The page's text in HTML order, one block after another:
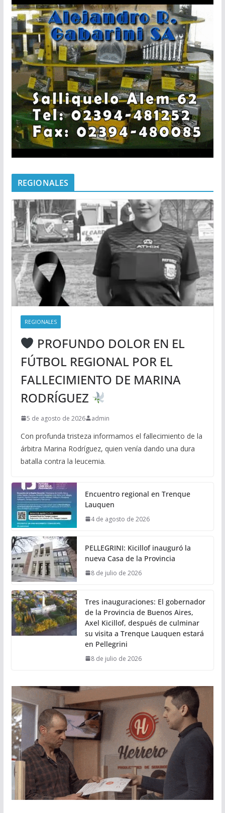
REGIONALES
REGIONALES
PROFUNDO DOLOR EN EL
FÚTBOL REGIONAL POR EL
FALLECIMIENTO DE MARINA
RODRÍGUEZ
5 de agosto de 2026 admin
Con profunda tristeza informamos el fallecimiento de la
árbitra Marina Rodríguez, quien venía dando una dura
batalla contra la leucemia.
Encuentro regional en Trenque
Lauquen
4 de agosto de 2026
PELLEGRINI: Kicillof inauguró la
nueva Casa de la Provincia
8 de julio de 2026
Tres inauguraciones: El gobernador
de la Provincia de Buenos Aires,
Axel Kicillof, después de culminar
su visita a Trenque Lauquen estará
en Pellegrini
8 de julio de 2026